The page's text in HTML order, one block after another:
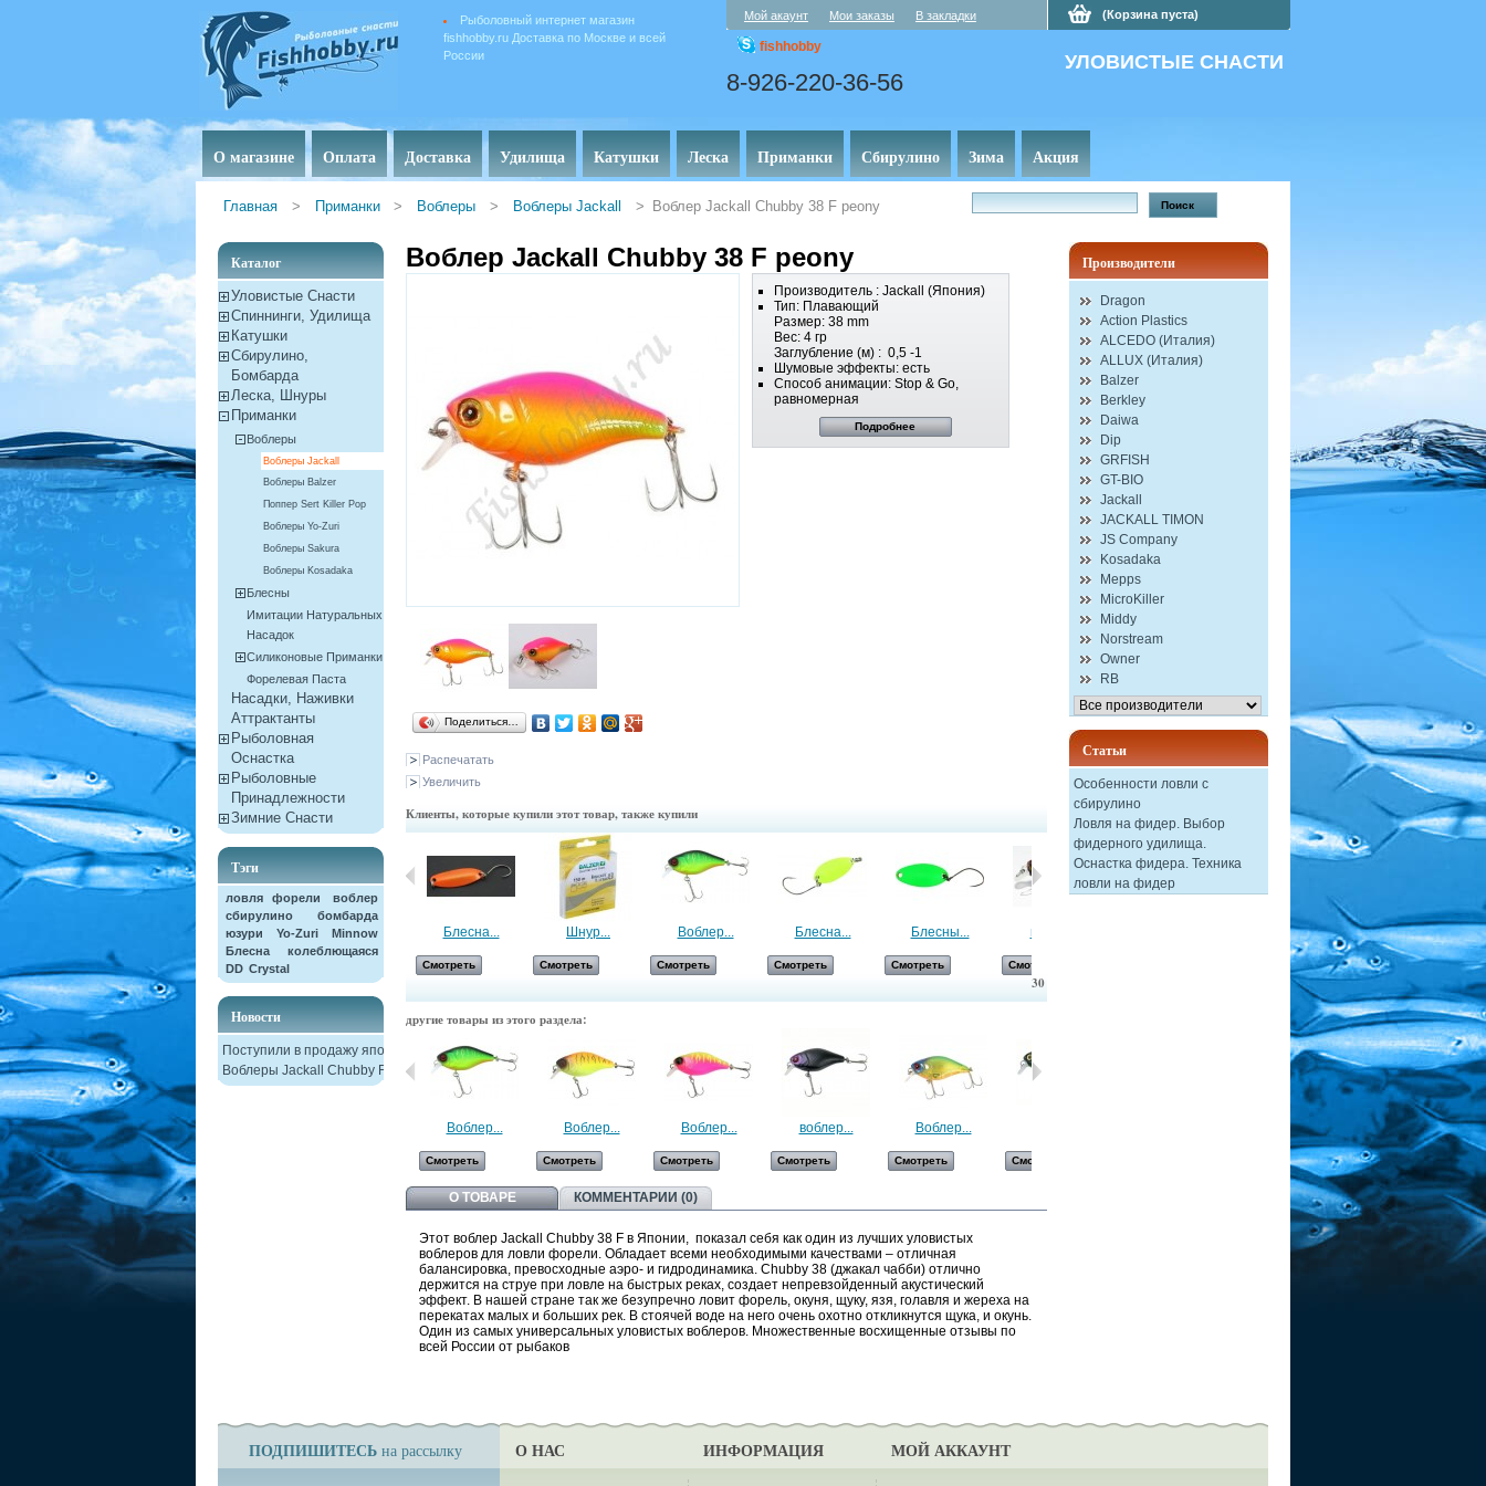
Рыболовный интернет магазин
fishhobby.ru Доставка по Москве и всей
России
Мой акаунт Мои заказы В закладки
fishhobby
8-926-220-36-56
(Корзина пуста)
УЛОВИСТЫЕ СНАСТИ
О магазине Оплата Доставка Удилища Катушки Леска Приманки Сбирулино Зима Акция
Главная > Приманки > Воблеры > Воблеры Jackall > Воблер Jackall Chubby 38 F peony
Каталог
Уловистые Снасти
Спиннинги, Удилища
Катушки
Сбирулино,
Бомбарда
Леска, Шнуры
Приманки
Воблеры
Воблеры Jackall
Воблеры Balzer
Поппер Sert Killer Pop
Воблеры Yo-Zuri
Воблеры Sakura
Воблеры Kosadaka
Блесны
Имитации Натуральных
Насадок
Силиконовые Приманки
Форелевая Паста
Насадки, Наживки
Aттрактанты
Рыболовная
Оснастка
Рыболовные
Принадлежности
Зимние Снасти
Тэги
ловля форели
воблер
сбирулино
бомбарда
юзури
Yo-Zuri
Minnow
Блесна колеблющаяся
DD Crystal
Новости
Поступили в продажу японские
Воблеры Jackall Chubby F38
Воблер Jackall Chubby 38 F peony
Поделиться…
Распечатать
Увеличить
Производитель : Jackall (Япония)
Тип: Плавающий
Размер: 38 mm
Вес: 4 гр
Заглубление (м) :0,5 -1
Шумовые эффекты: есть
Способ анимации: Stop & Go,
равномерная
Подробнее
Клиенты, которые купили этот товар, также купили
Воблер... Блесна...
Смотреть
Шнур...
Смотреть
Воблер...
Смотреть
Блесна...
Смотреть
Блесны...
Смотреть
воблер...
Смотреть
Экстрактор...
Смотреть
Паста...
Смотреть
30
другие товары из этого раздела:
Воблер...
Смотреть
Воблер...
Смотреть
Воблер...
Смотреть
воблер...
Смотреть
Воблер...
Смотреть Смотреть
Воблер...
Смотреть
Воблер...
Смотреть
О ТОВАРЕ КОММЕНТАРИИ (0)
Этот воблер Jackall Chubby 38 F в Японии, показал себя как один из лучших уловистых
воблеров для ловли форели. Обладает всеми необходимыми качествами – отличная
балансировка, превосходные аэро- и гидродинамика. Chubby 38 (джакал чабби) отлично
держится на струе при ловле на быстрых реках, создает непревзойденный акустический
эффект. В нашей стране так же безупречно ловит форель, окуня, щуку, язя, голавля и жереха на
перекатах малых и больших рек. В стоячей воде на него очень охотно откликнутся щука, и окунь.
Один из самых универсальных уловистых воблеров. Множественные восхищенные отзывы по
всей России от рыбаков
Производители
Dragon
Action Plastics
ALCEDO (Италия)
ALLUX (Италия)
Balzer
Berkley
Daiwa
Dip
GRFISH
GT-BIO
Jackall
JACKALL TIMON
JS Company
Kosadaka
Mepps
MicroKiller
Middy
Norstream
Owner
RB
Статьи
Особенности ловли с
сбирулино
Ловля на фидер. Выбор
фидерного удилища.
Оснастка фидера. Техника
ловли на фидер
ПОДПИШИТЕСЬ на рассылку О НАС ИНФОРМАЦИЯ МОЙ АККАУНТ